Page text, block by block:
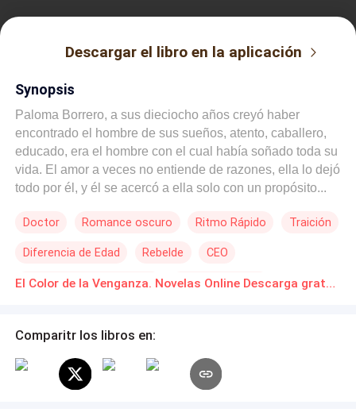
Descargar el libro en la aplicación
Synopsis
Paloma Borrero, a sus dieciocho años creyó haber
encontrado el hombre de sus sueños, atento, caballero,
educado, era el hombre con el cual había soñado toda su
vida. El amor a veces no entiende de razones, ella lo dejó
todo por él, y él se acercó a ella solo con un propósito...
la vida de la persona que amaba? ¿Logrará Paloma,
quebraron después de aquel engaño? ¿Existirán las
segundas oportunidades? ¿Se podrá volver a creer y
mentiras, engaños, pero que al final nos dejará un gran
registro: 2003123287998 Registrada en el Instituto de
Propiedad Intelectual de Ecuador. 2019. ©Derechos
Doctor Romance oscuro Ritmo Rápido Traición
Diferencia de Edad Rebelde CEO
Matrimonio por Contrato Poder Femenino El Color de la Venganza. Novelas Online Descarga gratuita de PDF
Comparitr los libros en: